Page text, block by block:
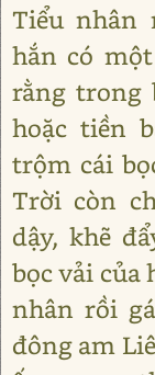
Tiểu nhân
hắn có
rằng trong
hoặc tiền
trộm cái
Trời còn
dậy, khẽ
bọc vải của
nhân rồi
đông am